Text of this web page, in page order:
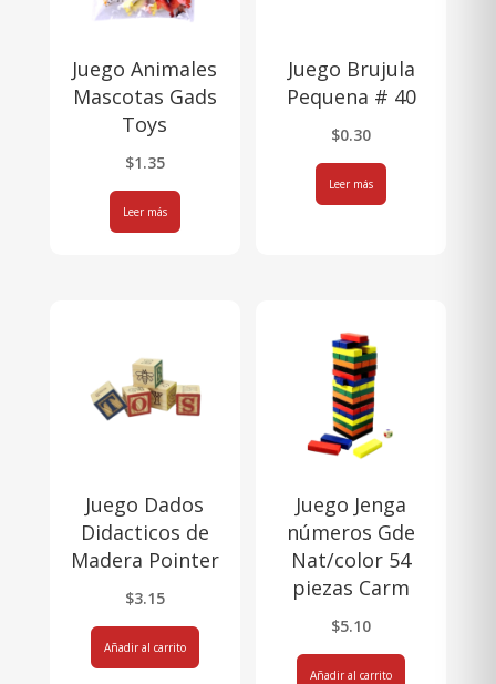
Juego Animales
Mascotas Gads
Toys
$1.35
Leer más
Juego Brujula
Pequena # 40
$0.30
Leer más
Juego Dados
Didacticos de
Madera Pointer
$3.15
Añadir al carrito
Juego Jenga
números Gde
Nat/color 54
piezas Carm
$5.10
Añadir al carrito